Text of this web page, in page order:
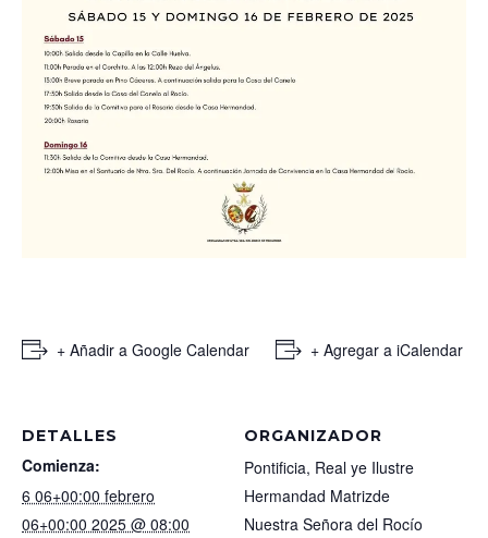
+ Añadir a Google Calendar + Agregar a iCalendar
DETALLES
Comienza:
6 06+00:00 febrero
06+00:00 2025 @ 08:00
ORGANIZADOR
Pontificia, Real ye Ilustre
Hermandad Matrizde
Nuestra Señora del Rocío